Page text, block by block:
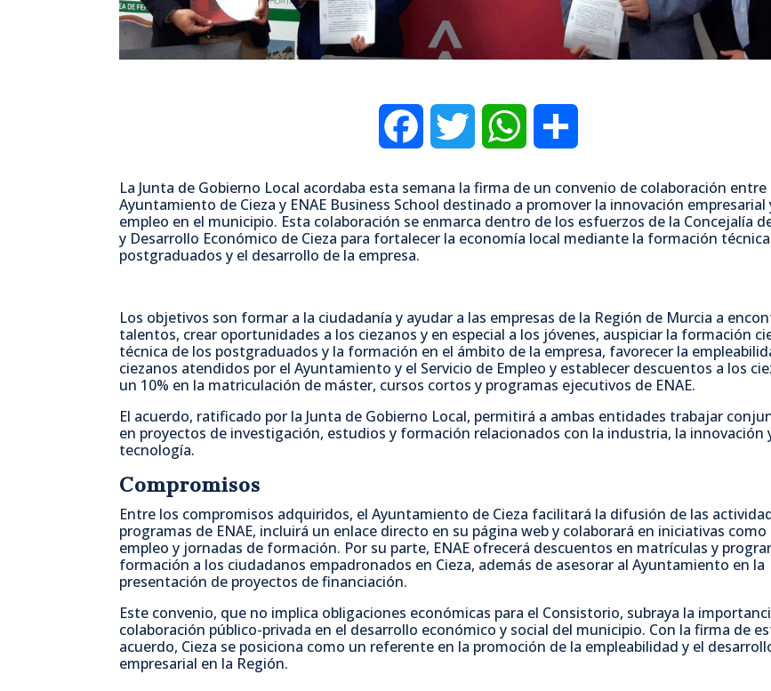
c
o
o
k
i
e
r
a
A
p
p
m
r
t
i
La Junta de Gobierno Local acordaba esta semana la firma de un convenio de colaboración entre
Ayuntamiento de Cieza y ENAE Business School destinado a promover la innovación empresarial
empleo en el municipio. Esta colaboración se enmarca dentro de los esfuerzos de la Concejalía
y Desarrollo Económico de Cieza para fortalecer la economía local mediante la formación
postgraduados y el desarrollo de la empresa.
Los objetivos son formar a la ciudadanía y ayudar a las empresas de la Región de Murcia a
talentos, crear oportunidades a los ciezanos y en especial a los jóvenes, auspiciar la formación
técnica de los postgraduados y la formación en el ámbito de la empresa, favorecer la
ciezanos atendidos por el Ayuntamiento y el Servicio de Empleo y establecer descuentos a los
un 10% en la matriculación de máster, cursos cortos y programas ejecutivos de ENAE.
El acuerdo, ratificado por la Junta de Gobierno Local, permitirá a ambas entidades trabajar
en proyectos de investigación, estudios y formación relacionados con la industria, la innovación
tecnología.
Compromisos
Entre los compromisos adquiridos, el Ayuntamiento de Cieza facilitará la difusión de las
programas de ENAE, incluirá un enlace directo en su página web y colaborará en iniciativas
empleo y jornadas de formación. Por su parte, ENAE ofrecerá descuentos en matrículas y
formación a los ciudadanos empadronados en Cieza, además de asesorar al Ayuntamiento en la
presentación de proyectos de financiación.
Este convenio, que no implica obligaciones económicas para el Consistorio, subraya la
colaboración público-privada en el desarrollo económico y social del municipio. Con la firma de
acuerdo, Cieza se posiciona como un referente en la promoción de la empleabilidad y el
empresarial en la Región.